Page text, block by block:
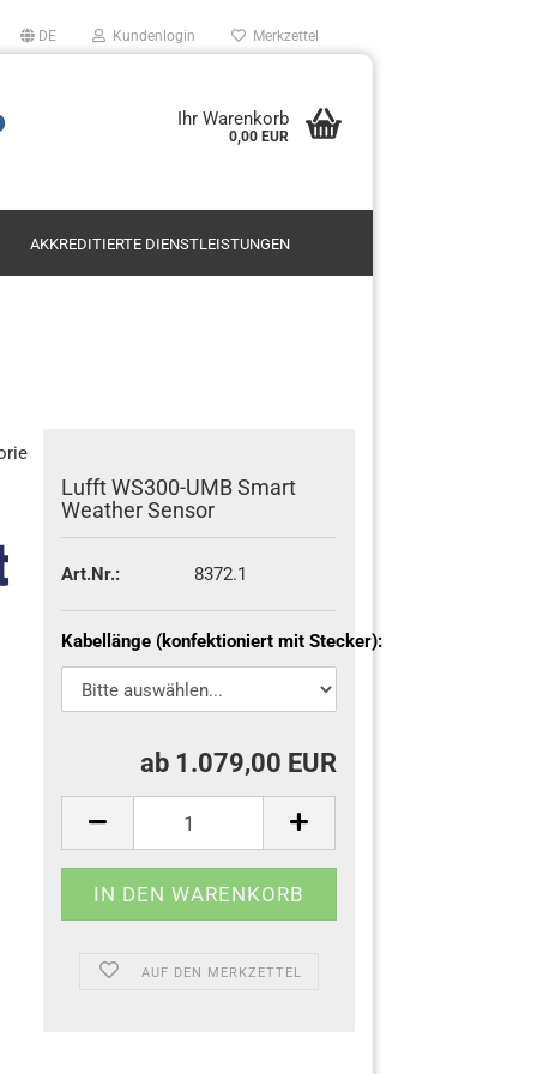
DE Kundenlogin Merkzettel
Ihr Warenkorb
0,00 EUR
AKKREDITIERTE DIENSTLEISTUNGEN
Lufft WS300-UMB Smart
Weather Sensor
Art.Nr.: 8372.1
Kabellänge (konfektioniert mit Stecker):
ab 1.079,00 EUR
AUF DEN MERKZETTEL